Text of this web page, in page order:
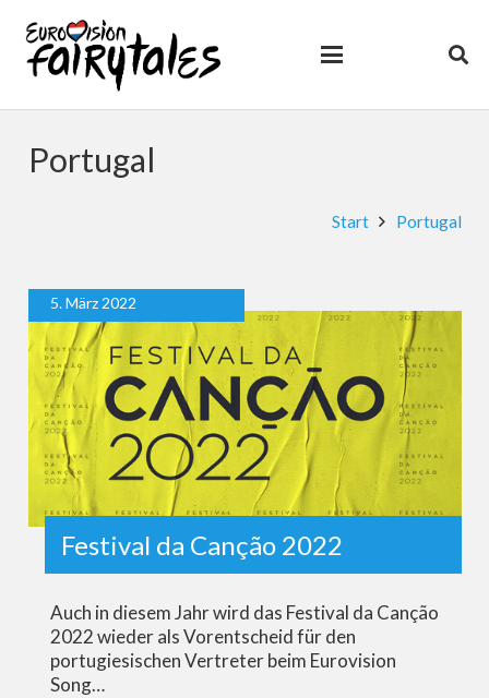
Portugal
Start Portugal
5. März 2022
Festival da Canção 2022
Auch in diesem Jahr wird das Festival da Canção
2022 wieder als Vorentscheid für den
portugiesischen Vertreter beim Eurovision
Song…